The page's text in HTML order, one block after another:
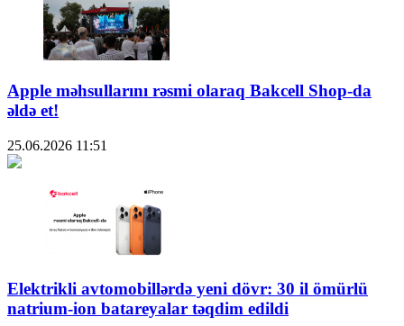
Apple məhsullarını rəsmi olaraq Bakcell Shop-da
əldə et!
25.06.2026 11:51
Elektrikli avtomobillərdə yeni dövr: 30 il ömürlü
natrium-ion batareyalar təqdim edildi